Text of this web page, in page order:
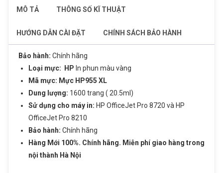
MÔ TẢ THÔNG SỐ KĨ THUẬT
HƯỚNG DẪN CÀI ĐẶT CHÍNH SÁCH BẢO HÀNH
Bảo hành: Chính hãng
Loại mực:
HP In phun màu vàng
Mã mực: Mực HP955 XL
Dung lượng: 1600 trang ( 20.5ml)
Sử dụng cho máy in: HP OfficeJet Pro 8720 và HP
OfficeJet Pro 8210
Bảo hành: Chính hãng
Hàng Mới 100%. Chính hãng. Miễn phí giao hàng trong
nội thành Hà Nội